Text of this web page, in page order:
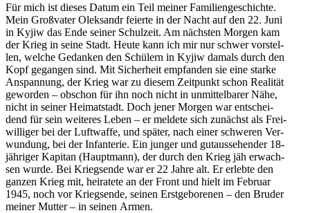
Für mich ist dieses Datum ein Teil meiner Fami­li­en­ge­schichte.
Mein Groß­va­ter Olek­sandr feierte in der Nacht auf den 22. Juni
in Kyjiw das Ende seiner Schul­zeit. Am nächs­ten Morgen kam
der Krieg in seine Stadt. Heute kann ich mir nur schwer vor­stel­
len, welche Gedan­ken den Schü­lern in Kyjiw damals durch den
Kopf gegan­gen sind. Mit Sicher­heit emp­fan­den sie eine starke
Anspan­nung, der Krieg war zu diesem Zeit­punkt schon Rea­li­tät
gewor­den – obschon für ihn noch nicht in unmit­tel­ba­rer Nähe,
nicht in seiner Hei­mat­stadt. Doch jener Morgen war ent­schei­
dend für sein wei­te­res Leben – er meldete sich zunächst als Frei­
wil­li­ger bei der Luft­waffe, und später, nach einer schwe­ren Ver­
wun­dung, bei der Infan­te­rie. Ein junger und gut­aus­se­hen­der 18-
jäh­ri­ger Kapitan (Haupt­mann), der durch den Krieg jäh erwach­
sen wurde. Bei Kriegs­ende war er 22 Jahre alt. Er erlebte den
ganzen Krieg mit, hei­ra­tete an der Front und hielt im Februar
1945, noch vor Kriegs­ende, seinen Erst­ge­bo­re­nen – den Bruder
meiner Mutter – in seinen Armen.